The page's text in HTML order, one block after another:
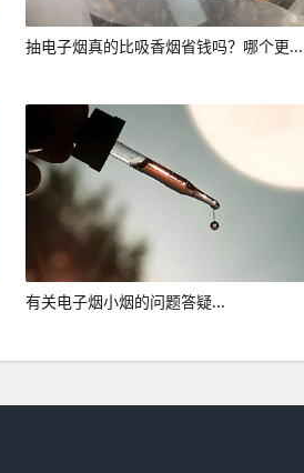
抽电子烟真的比吸香烟省钱吗？哪个更...
有关电子烟小烟的问题答疑...